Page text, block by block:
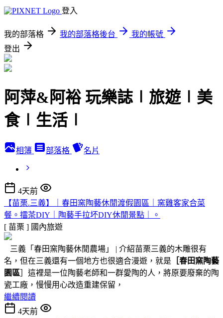
登入
我的部落格 我的部落格後台
我的帳號
登出
阿萍&阿裕 玩樂誌∣旅遊∣美
食∣生活∣
相簿 部落格 名片
4天前
【苗栗.三義】｜春田窯陶藝休閒渡假園區｜窯雞客家合菜
餐。擂茶DIY｜陶藝手拉坏DIY休閒景點｜。
[ 苗栗 ] 國內旅遊
三義「春田窯陶藝休閒農場」 | 介紹苗栗三義的木雕很有
名，但在三義還有一個地方也很適合漫遊，就是 ［春田窯陶藝
園區 ］這裡是一位陶藝老師和一群愛陶的人，將原要廢棄的陶
瓷工廠，慢慢用心改造重建保留，
繼續閱讀
4天前